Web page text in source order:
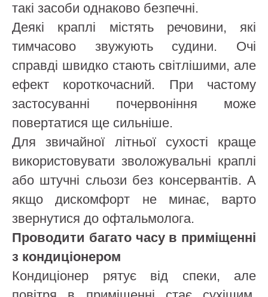
такі засоби однаково безпечні.
Деякі краплі містять речовини, які
тимчасово звужують судини. Очі
справді швидко стають світлішими, але
ефект короткочасний. При частому
застосуванні почервоніння може
повертатися ще сильніше.
Для звичайної літньої сухості краще
використовувати зволожувальні краплі
або штучні сльози без консервантів. А
якщо дискомфорт не минає, варто
звернутися до офтальмолога.
Проводити багато часу в приміщенні
з кондиціонером
Кондиціонер рятує від спеки, але